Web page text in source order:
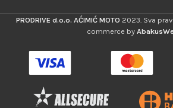
PRODRIVE d.o.o. AĆIMIĆ MOTO 2023. Sva
commerce by